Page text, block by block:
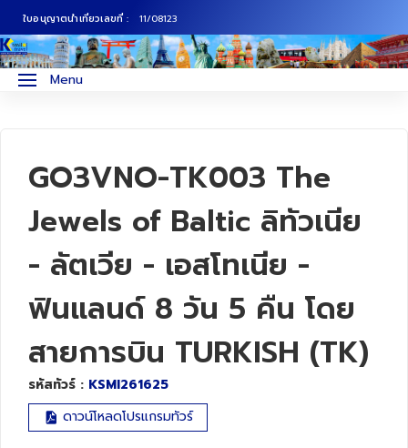
ใบอนุญาตนำเที่ยวเลขที่ : 11/08123
Menu
GO3VNO-TK003 The
Jewels of Baltic ลิทัวเนีย
- ลัตเวีย - เอสโทเนีย -
ฟินแลนด์ 8 วัน 5 คืน โดย
สายการบิน TURKISH (TK)
รหัสทัวร์ : KSMI261625
ดาวน์โหลดโปรแกรมทัวร์
ทัวร์ญี่ปุ่น
ทัวร์สแกนดิเนเวีย
ทัวร์จีน
ทัวร์ฮ่องกง
ทัวร์สิงคโปร์
ทัวร์ตุรเคีย
ภาคเหนือ
ภาคตะวันตก
ภาคตะวันออก